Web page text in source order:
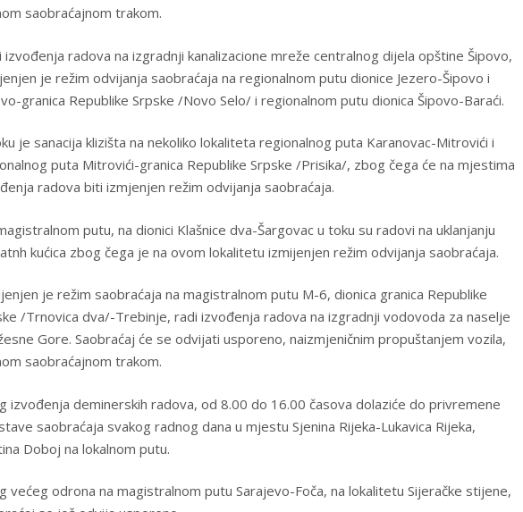
saobraćajnom trakom.
izvođenja radova na izgradnji kanalizacione mreže centralnog dijela opštine Šipovo,
je režim odvijanja saobraćaja na regionalnom putu dionice Jezero-Šipovo i
granica Republike Srpske /Novo Selo/ i regionalnom putu dionica Šipovo-Baraći.
je sanacija klizišta na nekoliko lokaliteta regionalnog puta Karanovac-Mitrovići i
puta Mitrovići-granica Republike Srpske /Prisika/, zbog čega će na mjestima
radova biti izmjenjen režim odvijanja saobraćaja.
putu, na dionici Klašnice dva-Šargovac u toku su radovi na uklanjanju
kućica zbog čega je na ovom lokalitetu izmijenjen režim odvijanja saobraćaja.
je režim saobraćaja na magistralnom putu M-6, dionica granica Republike
/Trnovica dva/-Trebinje, radi izvođenja radova na izgradnji vodovoda za naselje
Gore. Saobraćaj će se odvijati usporeno, naizmjeničnim propuštanjem vozila,
saobraćajnom trakom.
izvođenja deminerskih radova, od 8.00 do 16.00 časova dolaziće do privremene
saobraćaja svakog radnog dana u mjestu Sjenina Rijeka-Lukavica Rijeka,
Doboj na lokalnom putu.
većeg odrona na magistralnom putu Sarajevo-Foča, na lokalitetu Sijeračke stijene,